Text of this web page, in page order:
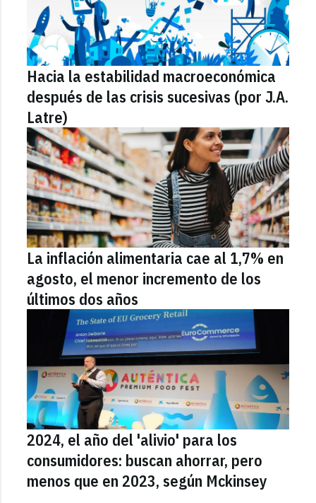
Hacia la estabilidad macroeconómica
después de las crisis sucesivas (por J.A.
Latre)
La inflación alimentaria cae al 1,7% en
agosto, el menor incremento de los
últimos dos años
2024, el año del 'alivio' para los
consumidores: buscan ahorrar, pero
menos que en 2023, según Mckinsey